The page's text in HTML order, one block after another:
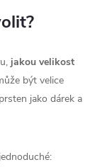
jakou velikost
být velice
jako dárek a